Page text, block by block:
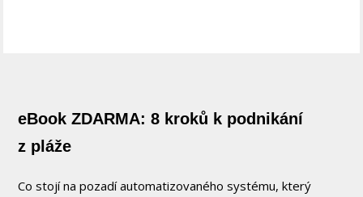
eBook ZDARMA: 8 kroků k podnikání
z pláže
Co stojí na pozadí automatizovaného systému, který